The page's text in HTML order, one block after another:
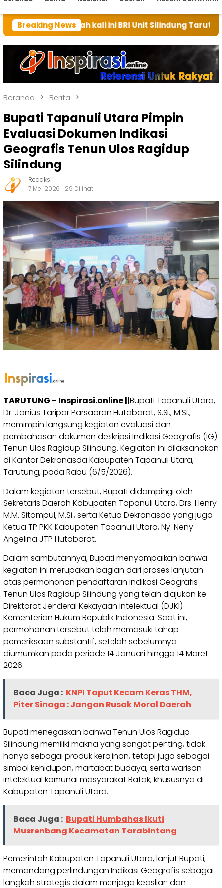
Breaking News
kali ini BRI Unit Silindung Tarutung Ingatkan
Beranda Berita
Bupati Tapanuli Utara Pimpin
Evaluasi Dokumen Indikasi
Geografis Tenun Ulos Ragidup
Silindung
Redaksi
7 Mei 2026
29 Dilihat
TARUTUNG – Inspirasi.online ||Bupati Tapanuli Utara,
Dr. Jonius Taripar Parsaoran Hutabarat, S.Si., M.Si.,
memimpin langsung kegiatan evaluasi dan
pembahasan dokumen deskripsi Indikasi Geografis (IG)
Tenun Ulos Ragidup Silindung. Kegiatan ini dilaksanakan
di Kantor Dekranasda Kabupaten Tapanuli Utara,
Tarutung, pada Rabu (6/5/2026).
Dalam kegiatan tersebut, Bupati didampingi oleh
Sekretaris Daerah Kabupaten Tapanuli Utara, Drs. Henry
M.M. Sitompul, M.Si., serta Ketua Dekranasda yang juga
Ketua TP PKK Kabupaten Tapanuli Utara, Ny. Neny
Angelina JTP Hutabarat.
Dalam sambutannya, Bupati menyampaikan bahwa
kegiatan ini merupakan bagian dari proses lanjutan
atas permohonan pendaftaran Indikasi Geografis
Tenun Ulos Ragidup Silindung yang telah diajukan ke
Direktorat Jenderal Kekayaan Intelektual (DJKI)
Kementerian Hukum Republik Indonesia. Saat ini,
permohonan tersebut telah memasuki tahap
pemeriksaan substantif, setelah sebelumnya
diumumkan pada periode 14 Januari hingga 14 Maret
2026.
Baca Juga : KNPI Taput Kecam Keras THM,
Piter Sinaga : Jangan Rusak Moral Daerah
Bupati menegaskan bahwa Tenun Ulos Ragidup
Silindung memiliki makna yang sangat penting, tidak
hanya sebagai produk kerajinan, tetapi juga sebagai
simbol kehidupan, martabat budaya, serta warisan
intelektual komunal masyarakat Batak, khususnya di
Kabupaten Tapanuli Utara.
Baca Juga : Bupati Humbahas Ikuti
Musrenbang Kecamatan Tarabintang
Pemerintah Kabupaten Tapanuli Utara, lanjut Bupati,
memandang perlindungan Indikasi Geografis sebagai
langkah strategis dalam menjaga keaslian dan